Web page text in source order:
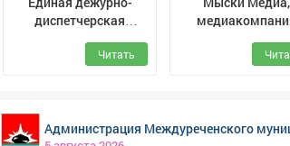
диспетчерская
служба (ЕДДС) г.
МыскиЧитать
Администрация Междуреченского